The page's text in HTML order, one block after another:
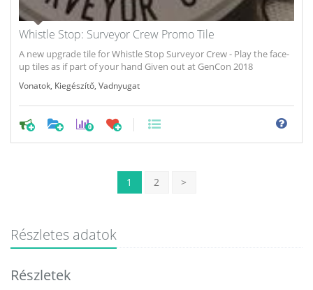
Whistle Stop: Surveyor Crew Promo Tile
A new upgrade tile for Whistle Stop Surveyor Crew - Play the face-
up tiles as if part of your hand Given out at GenCon 2018
Vonatok Kiegészítő Vadnyugat
0
1 2 >
Részletes adatok
Részletek